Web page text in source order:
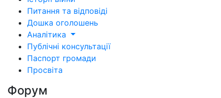
Питання та відповіді
Дошка оголошень
Аналітика
Публічні консультації
Паспорт громади
Просвіта
Форум